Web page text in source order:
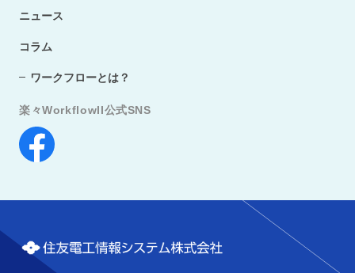
ニュース
コラム
ワークフローとは？
楽々WorkflowII公式SNS